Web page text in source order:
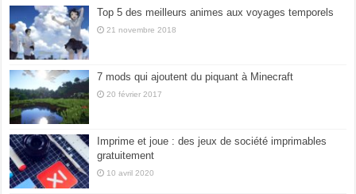
Top 5 des meilleurs animes aux voyages temporels
21 novembre 2018
7 mods qui ajoutent du piquant à Minecraft
20 février 2017
Imprime et joue : des jeux de société imprimables
gratuitement
10 avril 2020